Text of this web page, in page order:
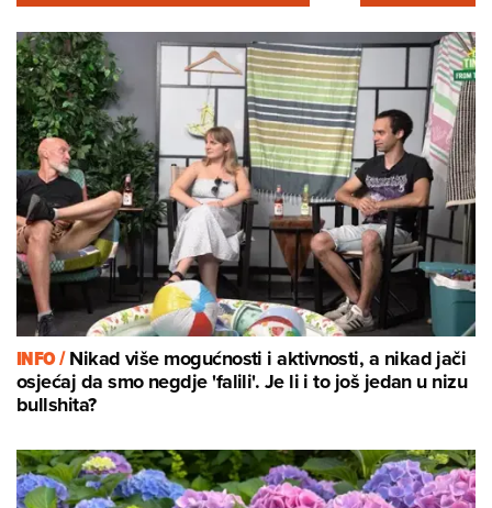
INFO /Nikad više mogućnosti i aktivnosti, a nikad jači
osjećaj da smo negdje 'falili'. Je li i to još jedan u nizu
bullshita?